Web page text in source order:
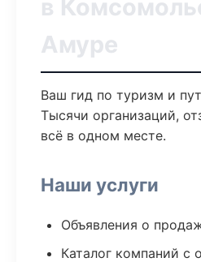
в
Амуре
Ваш гид по туризм и
Тысячи организаций,
всё в одном месте.
Наши услуги
Объявления о
Каталог компаний с